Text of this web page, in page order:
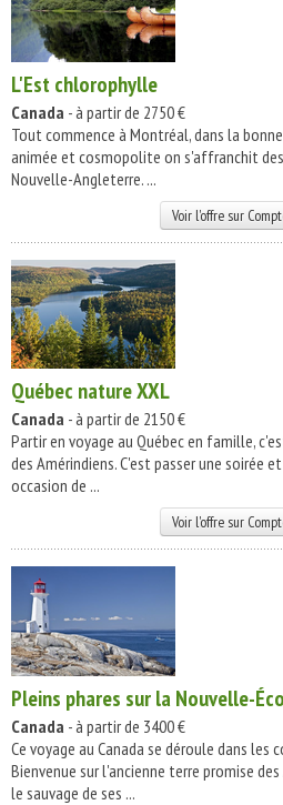
L'Est chlorophylle
Canada - à partir de 2750 €
Tout commence à Montréal, dans la
animée et cosmopolite on s'affranchit
Nouvelle-Angleterre. ...
Voir l'offre sur
Québec nature XXL
Canada - à partir de 2150 €
Partir en voyage au Québec en famille,
des Amérindiens. C'est passer une soirée
occasion de ...
Voir l'offre sur
Pleins phares sur la Nouvelle-
Canada - à partir de 3400 €
Ce voyage au Canada se déroule dans les
Bienvenue sur l'ancienne terre promise
le sauvage de ses ...